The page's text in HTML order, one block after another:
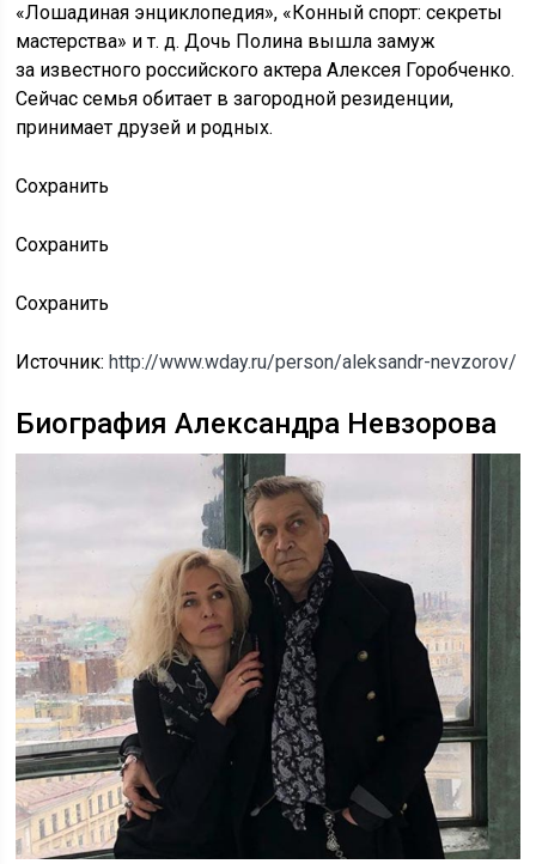
«Лошадиная энциклопедия», «Конный спорт: секреты
мастерства» и т. д. Дочь Полина вышла замуж
за известного российского актера Алексея Горобченко.
Сейчас семья обитает в загородной резиденции,
принимает друзей и родных.
Сохранить
Сохранить
Сохранить
Источник: http://www.wday.ru/person/aleksandr-nevzorov/
Биография Александра Невзорова